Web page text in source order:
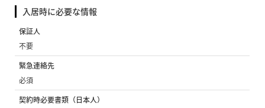
入居時に必要な情報
保証人
不要
緊急連絡先
必須
契約時必要書類（日本人）